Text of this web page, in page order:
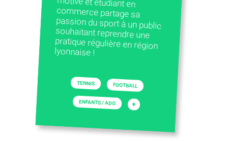
lyonnaise !
TENNIS FOOTBALL
ENFANTS / ADO +